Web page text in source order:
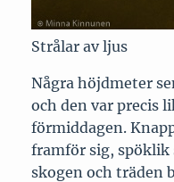
Strålar av ljus
Några höjdmeter
och den var precis
förmiddagen.
framför sig,
skogen och träden